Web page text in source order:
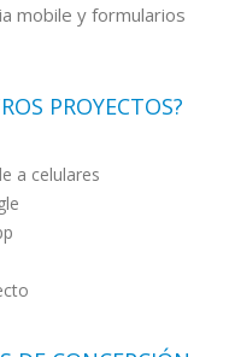
mobile y formularios
PROYECTOS?
a celulares